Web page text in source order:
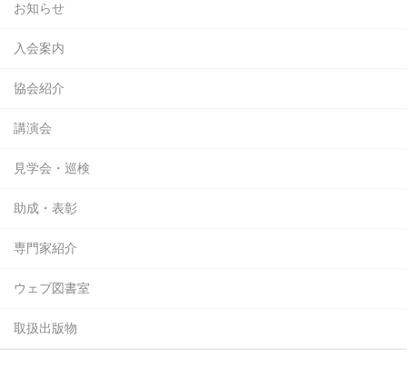
お知らせ
入会案内
協会紹介
講演会
見学会・巡検
助成・表彰
専門家紹介
ウェブ図書室
取扱出版物